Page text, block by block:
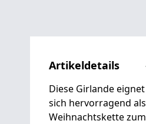
Artikeldetails
Diese Girlande eignet
sich hervorragend als
Weihnachtskette zum